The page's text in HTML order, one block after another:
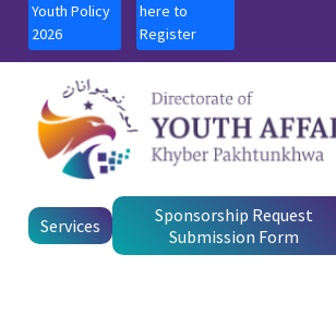
Youth Policy
2026
here to
Register
Services
Sponsorship Request
Submission Form